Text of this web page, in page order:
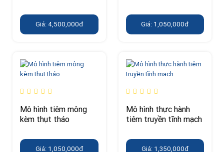
Giá: 4,500,000đ Giá: 1,050,000đ
Mô hình tiêm mông
kèm thụt tháo
Giá: 1,050,000đ
Mô hình thực hành
tiêm truyền tĩnh mạch
Giá: 1,350,000đ